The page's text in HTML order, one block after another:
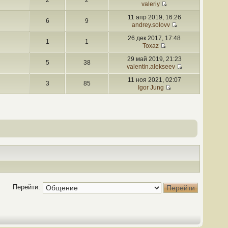
valeriy
6 9
11 апр 2019, 16:26
andrey.solovv
1 1
26 дек 2017, 17:48
Toxaz
5 38
29 май 2019, 21:23
valentin.alekseev
3 85
11 ноя 2021, 02:07
Igor Jung
Перейти: